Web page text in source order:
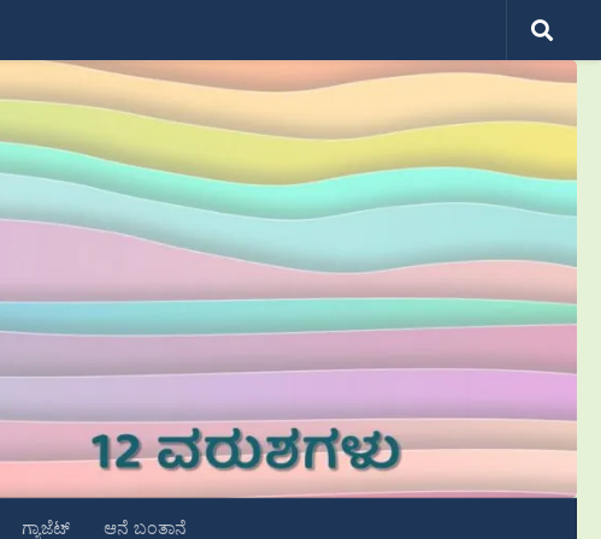
ಗ್ಯಾಜೆಟ್ ಆನೆ ಬಂತಾನೆ